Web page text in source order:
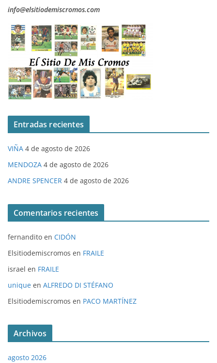
info@elsitiodemiscromos.com
Entradas recientes
VIÑA 4 de agosto de 2026
MENDOZA 4 de agosto de 2026
ANDRE SPENCER 4 de agosto de 2026
Comentarios recientes
fernandito en CIDÓN
Elsitiodemiscromos en FRAILE
israel en FRAILE
unique en ALFREDO DI STÉFANO
Elsitiodemiscromos en PACO MARTÍNEZ
Archivos
agosto 2026